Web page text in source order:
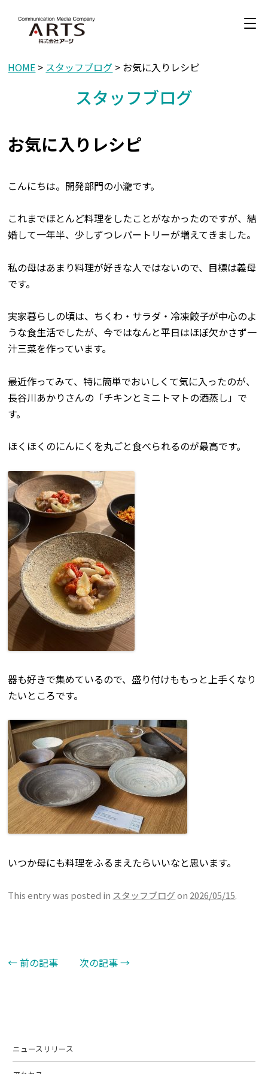
HOME > スタッフブログ > お気に入りレシピ
スタッフブログ
お気に入りレシピ
こんにちは。開発部門の小瀧です。
これまでほとんど料理をしたことがなかったのですが、結
婚して一年半、少しずつレパートリーが増えてきました。
私の母はあまり料理が好きな人ではないので、目標は義母
です。
実家暮らしの頃は、ちくわ・サラダ・冷凍餃子が中心のよ
うな食生活でしたが、今ではなんと平日はほぼ欠かさず一
汁三菜を作っています。
最近作ってみて、特に簡単でおいしくて気に入ったのが、
長谷川あかりさんの「チキンとミニトマトの酒蒸し」で
す。
ほくほくのにんにくを丸ごと食べられるのが最高です。
器も好きで集めているので、盛り付けももっと上手くなり
たいところです。
いつか母にも料理をふるまえたらいいなと思います。
This entry was posted in スタッフブログon 2026/05/15.
Post navigation
←前の記事 次の記事→
ニュースリリース